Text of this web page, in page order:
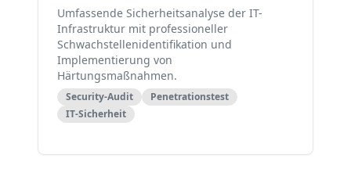
Umfassende Sicherheitsanalyse der IT-
Infrastruktur mit professioneller
Schwachstellenidentifikation und
Implementierung von
Härtungsmaßnahmen.
Security-Audit
Penetrationstest
IT-Sicherheit